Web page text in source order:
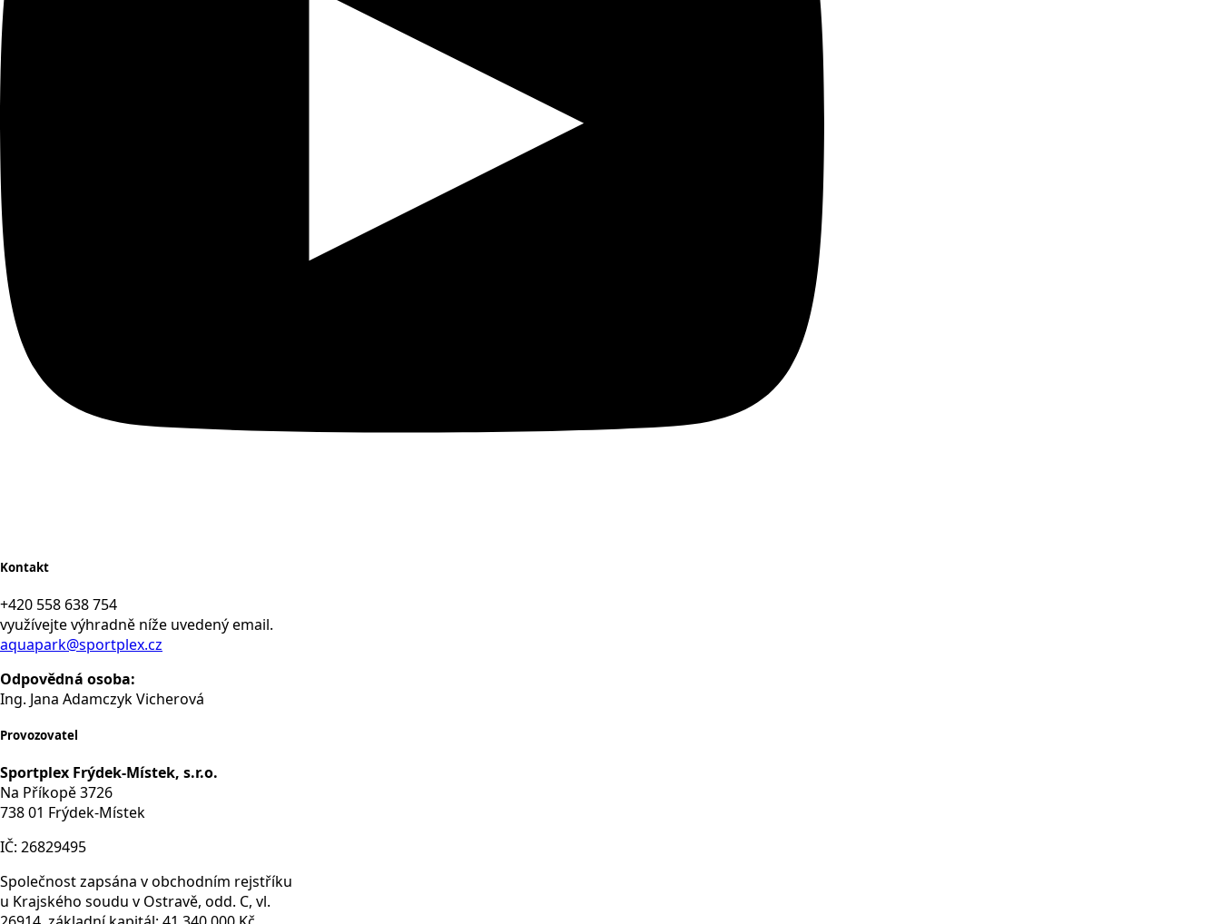
Kontakt
+420 558 638 754
využívejte výhradně níže uvedený email.
aquapark@sportplex.cz
Odpovědná osoba:
Ing. Jana Adamczyk Vicherová
Provozovatel
Sportplex Frýdek-Místek, s.r.o.
Na Příkopě 3726
738 01 Frýdek-Místek
IČ: 26829495
Společnost zapsána v obchodním rejstříku
u Krajského soudu v Ostravě, odd. C, vl.